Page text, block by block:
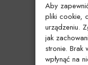
Aby
pliki cookie,
urządzeniu.
jak
stronie.
wpłynąć na